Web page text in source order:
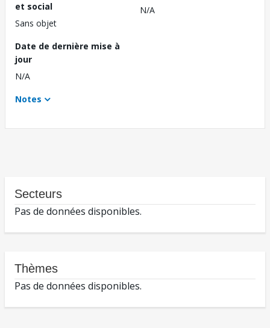
et social
Sans objet
N/A
Date de dernière mise à
jour
N/A
Notes
Secteurs
Pas de données disponibles.
Thèmes
Pas de données disponibles.